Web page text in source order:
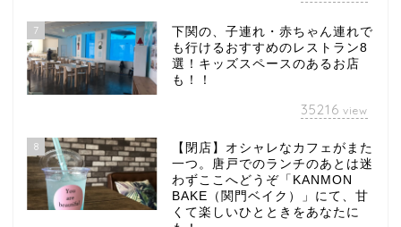
7
下関の、子連れ・赤ちゃん連れで
も行けるおすすめのレストラン8
選！キッズスペースのあるお店
も！！
35216 view
8
【閉店】オシャレなカフェがまた
一つ。唐戸でのランチのあとは迷
わずここへどうぞ「KANMON
BAKE（関門ベイク）」にて、甘
くて楽しいひとときをあなたに